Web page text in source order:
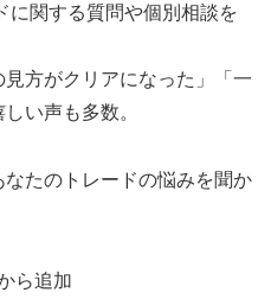
に関する質問や個別相談を
方がクリアになった」「一
い声も多数。
たのトレードの悩みを聞か
ら追加